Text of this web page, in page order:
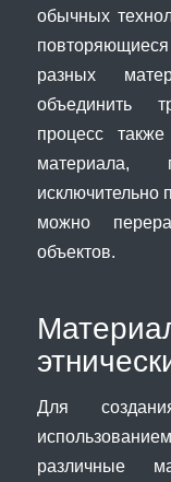
обычных
разных
объединить
процесс
материала,
исключительно
можно
объектов.
Для
различные